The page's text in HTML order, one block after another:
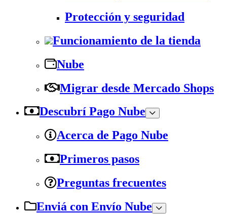
Protección y seguridad
Funcionamiento de la tienda
Nube
Migrar desde Mercado Shops
Descubrí Pago Nube
Acerca de Pago Nube
Primeros pasos
Preguntas frecuentes
Enviá con Envío Nube